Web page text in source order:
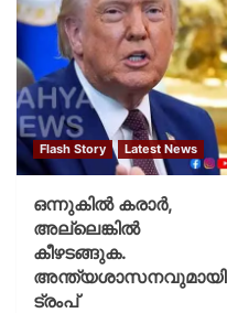
Flash Story Latest News
ഒന്നുകില്‍ കരാര്‍,
അല്ലെങ്കില്‍
കീഴടങ്ങുക.
അന്ത്യശാസനവുമായി
ട്രംപ്